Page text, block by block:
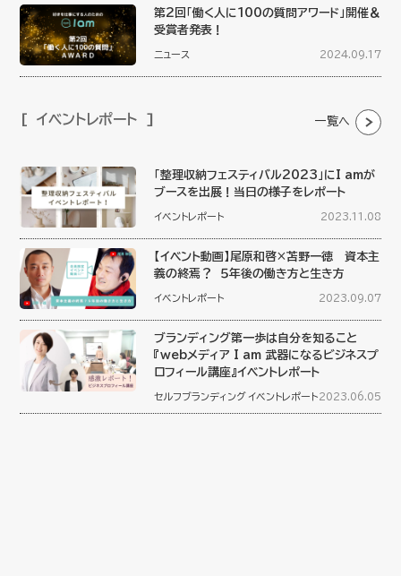
第2回「働く人に100の質問アワード」開催＆
受賞者発表！
ニュース 2024.09.17
イベントレポート 一覧へ
「整理収納フェスティバル2023」にI amが
ブースを出展！当日の様子をレポート
イベントレポート 2023.11.08
【イベント動画】尾原和啓×苫野一徳 資本主
義の終焉？ ５年後の働き方と生き方
イベントレポート 2023.09.07
ブランディング第一歩は自分を知ること
『webメディア I am 武器になるビジネスプ
ロフィール講座』イベントレポート
セルフブランディング イベントレポート 2023.06.05